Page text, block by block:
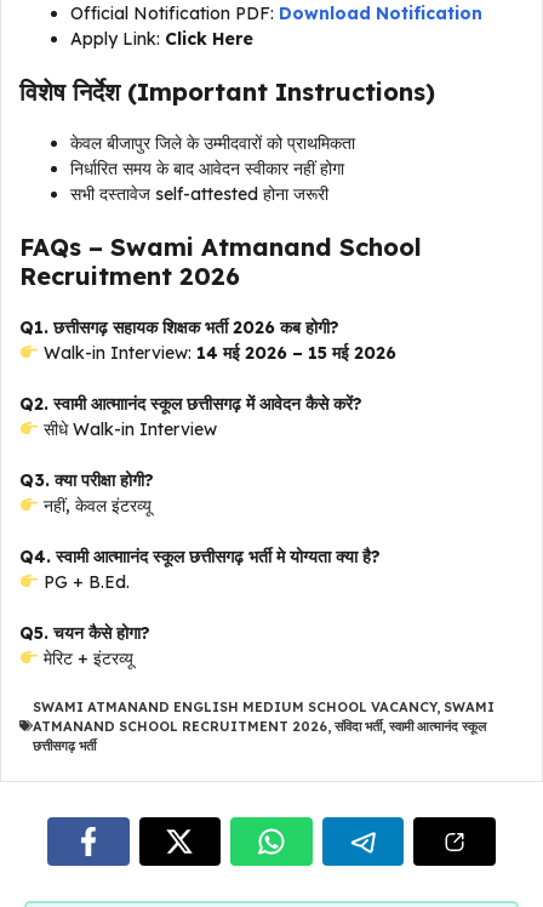
Official Notification PDF: Download Notification
Apply Link: Click Here
विशेष निर्देश (Important Instructions)
केवल बीजापुर जिले के उम्मीदवारों को प्राथमिकता
निर्धारित समय के बाद आवेदन स्वीकार नहीं होगा
सभी दस्तावेज self-attested होना जरूरी
FAQs – Swami Atmanand School
Recruitment 2026
Q1. छत्तीसगढ़ सहायक शिक्षक भर्ती 2026 कब होगी?
Walk-in Interview: 14 मई 2026 – 15 मई 2026
Q2. स्वामी आत्माानंद स्कूल छत्तीसगढ़ में आवेदन कैसे करें?
सीधे Walk-in Interview
Q3. क्या परीक्षा होगी?
नहीं, केवल इंटरव्यू
Q4.स्वामी आत्माानंद स्कूल छत्तीसगढ़ भर्ती मे योग्यता क्या है?
PG + B.Ed.
Q5. चयन कैसे होगा?
मेरिट + इंटरव्यू
SWAMI ATMANAND ENGLISH MEDIUM SCHOOL VACANCY, SWAMI
ATMANAND SCHOOL RECRUITMENT 2026 संविदा भर्ती, स्वामी आत्मानंद स्कूल
छत्तीसगढ़ भर्ती